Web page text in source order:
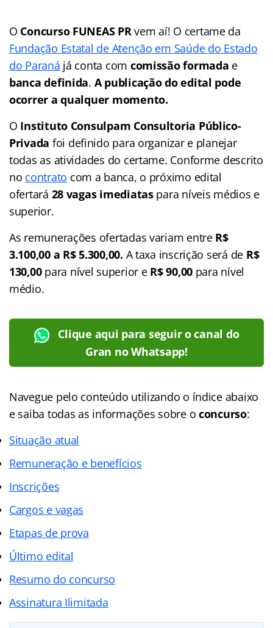
O Concurso FUNEAS PRvem aí! O certame da
Fundação Estatal de Atenção em Saúde do Estado
do Paraná já conta com comissão formada e
banca definida. A publicação do edital pode
ocorrer a qualquer momento.
O Instituto Consulpam Consultoria Público-
Privada foi definido para organizar e planejar
todas as atividades do certame. Conforme descrito
no contrato com a banca, o próximo edital
ofertará 28 vagas imediatas para níveis médios e
superior.
As remunerações ofertadas variam entre R$
3.100,00 a R$ 5.300,00. A taxa inscrição será de R$
130,00 para nível superior e R$ 90,00 para nível
médio.
Clique aqui para seguir o canal do
Gran no Whatsapp!
Navegue pelo conteúdo utilizando o índice abaixo
e saiba todas as informações sobre oconcurso:
Situação atual
Remuneração e benefícios
Inscrições
Cargos e vagas
Etapas de prova
Último edital
Resumo do concurso
Assinatura Ilimitada